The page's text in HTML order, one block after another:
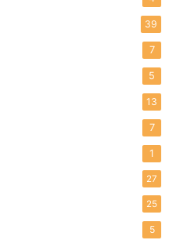
39
7
5
13
7
1
27
25
5